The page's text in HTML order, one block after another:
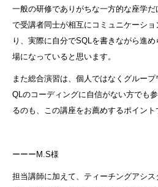
一般の研修でありがちな一方的な座学
で受講者同士が相互にコミュニケーシ
り、実際に自分でSQLを書きながら進
場になっていると思います。
また総合演習は、個人ではなくグルー
QLのコーディングに自信がない方でも
るのも、この講座をお薦めするポイント
ーーーM.S様
担当講師に加えて、ティーチングアシ